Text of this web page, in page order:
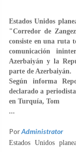
Estados Unidos
"Corredor de
consiste en una ruta
comunicación
Azerbaiyán y la
parte de Azerbaiyán.
Según informa
declarado a
en Turquía, Tom
...
PorAdministrator
Estados Unidos